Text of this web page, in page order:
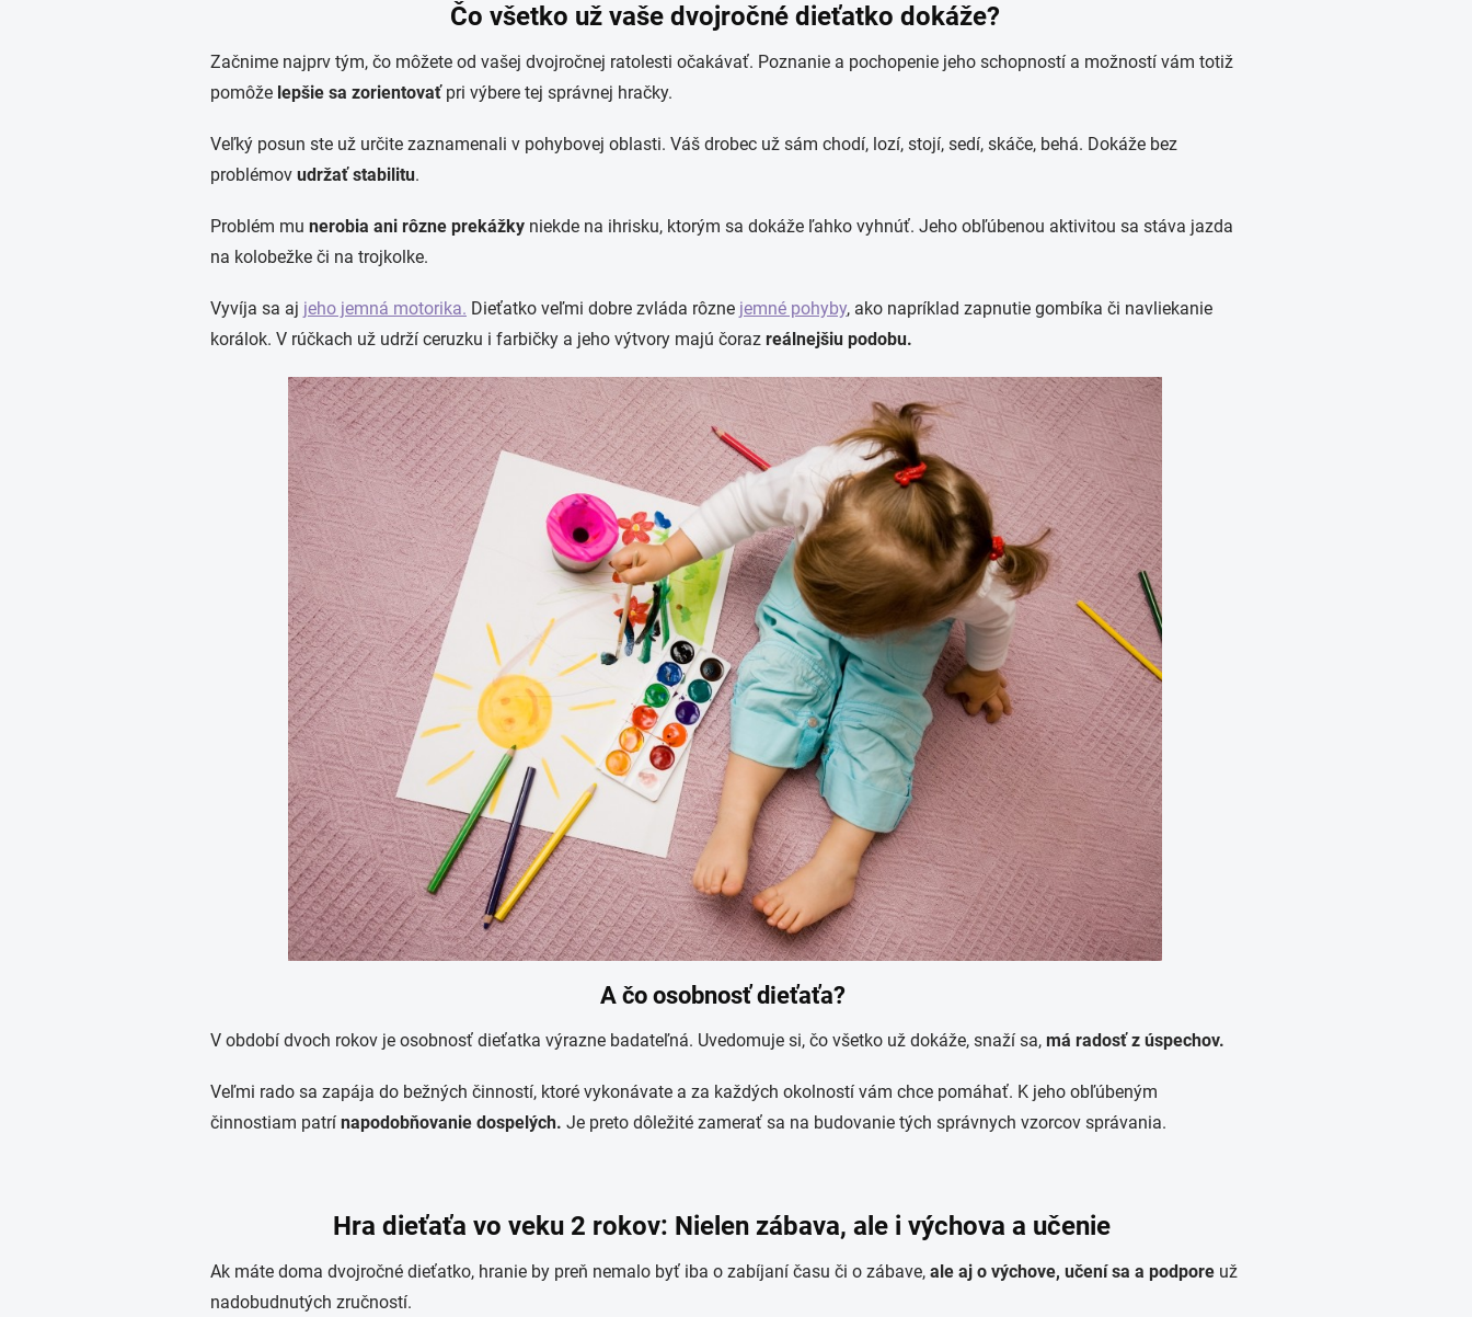
Čo všetko už vaše dvojročné dieťatko dokáže?
Začnime najprv tým, čo môžete od vašej dvojročnej ratolesti očakávať. Poznanie a pochopenie jeho schopností a možností vám totiž
pomôže lepšie sa zorientovaťpri výbere tej správnej hračky.
Veľký posun ste už určite zaznamenali v pohybovej oblasti. Váš drobec už sám chodí, lozí, stojí, sedí, skáče, behá. Dokáže bez
problémov udržať stabilitu.
Problém mu nerobia ani rôzne prekážky niekde na ihrisku, ktorým sa dokáže ľahko vyhnúť. Jeho obľúbenou aktivitou sa stáva jazda
na kolobežke či na trojkolke.
Vyvíja sa aj jeho jemná motorika. Dieťatko veľmi dobre zvláda rôzne jemné pohyby, ako napríklad zapnutie gombíka či navliekanie
korálok. V rúčkach už udrží ceruzku i farbičky a jeho výtvory majú čoraz reálnejšiu podobu.
A čo osobnosť dieťaťa?
V období dvoch rokov je osobnosť dieťatka výrazne badateľná. Uvedomuje si, čo všetko už dokáže, snaží sa, má radosť z úspechov.
Veľmi rado sa zapája do bežných činností, ktoré vykonávate a za každých okolností vám chce pomáhať. K jeho obľúbeným
činnostiam patrí napodobňovanie dospelých. Je preto dôležité zamerať sa na budovanie tých správnych vzorcov správania.
Hra dieťaťa vo veku 2 rokov: Nielen zábava, ale i výchova a učenie
Ak máte doma dvojročné dieťatko, hranie by preň nemalo byť iba o zabíjaní času či o zábave, ale aj o výchove, učení sa a podpore už
nadobudnutých zručností.